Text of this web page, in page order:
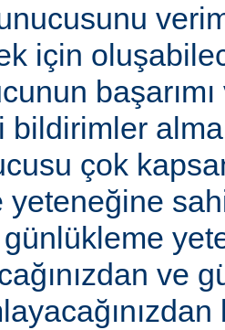
için
bildirimler
çok
yeteneğine
ve